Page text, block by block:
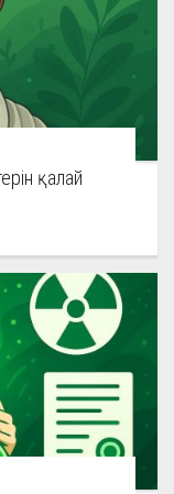
қалай